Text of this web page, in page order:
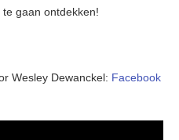
gaan ontdekken!
Wesley Dewanckel: Facebook